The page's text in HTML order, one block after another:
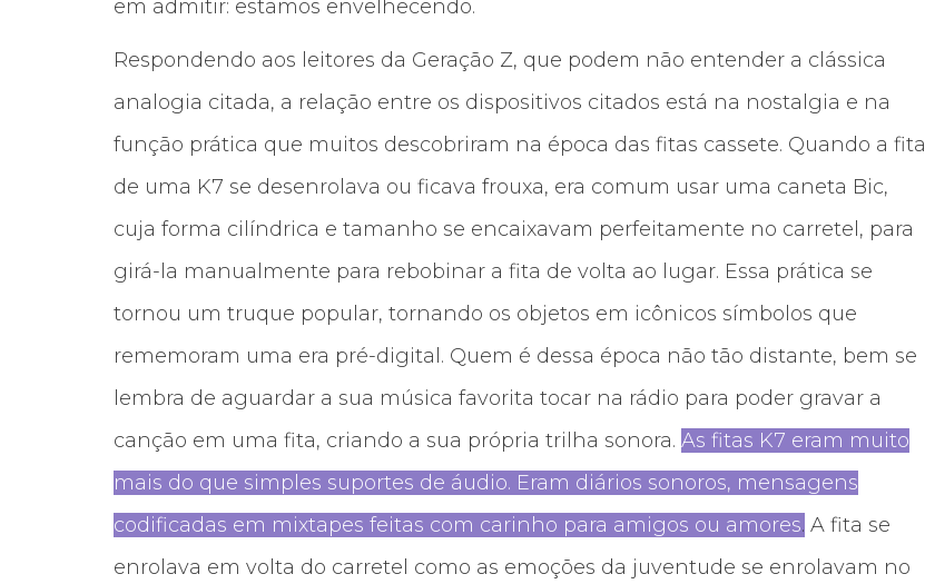
em admitir: estamos envelhecendo.
Respondendo aos leitores da Geração Z, que podem não entender a clássica
analogia citada, a relação entre os dispositivos citados está na nostalgia e na
função prática que muitos descobriram na época das fitas cassete. Quando a fita
de uma K7 se desenrolava ou ficava frouxa, era comum usar uma caneta Bic,
cuja forma cilíndrica e tamanho se encaixavam perfeitamente no carretel, para
girá-la manualmente para rebobinar a fita de volta ao lugar. Essa prática se
tornou um truque popular, tornando os objetos em icônicos símbolos que
rememoram uma era pré-digital. Quem é dessa época não tão distante, bem se
lembra de aguardar a sua música favorita tocar na rádio para poder gravar a
canção em uma fita, criando a sua própria trilha sonora. As fitas K7 eram muito
mais do que simples suportes de áudio. Eram diários sonoros, mensagens
codificadas em mixtapes feitas com carinho para amigos ou amores. A fita se
enrolava em volta do carretel como as emoções da juventude se enrolavam no